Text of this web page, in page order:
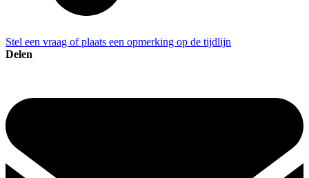
Stel een vraag of plaats een opmerking op de tijdlijn
Delen